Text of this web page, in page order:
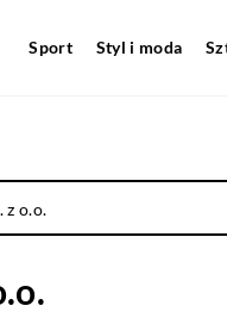
Sport Styl i moda
z o.o.